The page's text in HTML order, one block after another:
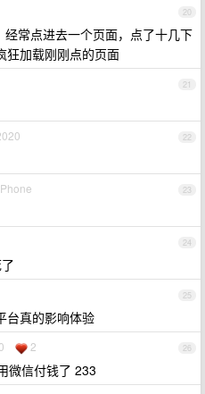
20
经常点进去一个页面，点了十几下
狂加载刚刚点的页面
21
22
23
24
25
台真的影响体验
26
2
微信付钱了 233